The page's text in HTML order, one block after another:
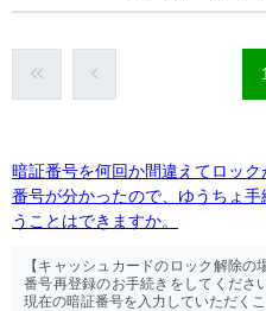
1
暗証番号を何回か間違えてロッ
番号が分かったので、ゆうちょ
うことはできますか。
【キャッシュカードのロック解除
番号再登録のお手続きをしてくださ
現在の暗証番号を入力していただく